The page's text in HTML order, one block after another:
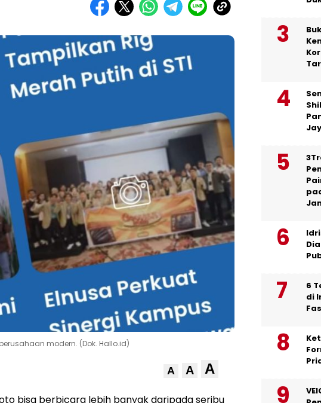
modern. (Dok. Hallo.id)
A A A
bisa berbicara lebih banyak daripada seribu
6
di